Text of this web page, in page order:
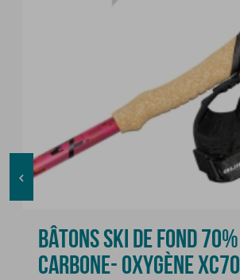

BÂTONS SKI DE FOND 70%
CARBONE- OXYGÈNE XC70